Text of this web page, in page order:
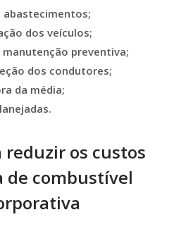
abastecimentos;
dos veículos;
manutenção preventiva;
dos condutores;
da média;
reduzir os custos
de combustível